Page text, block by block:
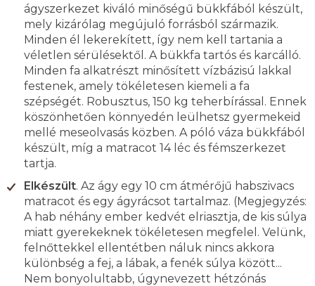
ágyszerkezet kiváló minőségű bükkfából készült,
mely kizárólag megújuló forrásból származik.
Minden él lekerekített, így nem kell tartania a
véletlen sérülésektől. A bükkfa tartós és karcálló.
Minden fa alkatrészt minősített vízbázisú lakkal
festenek, amely tökéletesen kiemeli a fa
szépségét. Robusztus, 150 kg teherbírással. Ennek
köszönhetően könnyedén leülhetsz gyermekeid
mellé meseolvasás közben. A póló váza bükkfából
készült, míg a matracot 14 léc és fémszerkezet
tartja.
Elkészült. Az ágy egy 10 cm átmérőjű habszivacs
matracot és egy ágyrácsot tartalmaz. (Megjegyzés:
A hab néhány ember kedvét elriasztja, de kis súlya
miatt gyerekeknek tökéletesen megfelel. Velünk,
felnőttekkel ellentétben náluk nincs akkora
különbség a fej, a lábak, a fenék súlya között...
Nem bonyolultabb, úgynevezett hétzónás